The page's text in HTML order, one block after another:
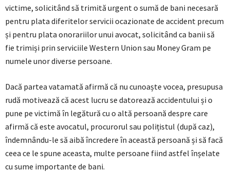
victime, solicitând să trimită urgent o sumă de bani necesară
pentru plata diferitelor servicii ocazionate de accident precum
și pentru plata onorariilor unui avocat, solicitând ca banii să
fie trimiși prin serviciile Western Union sau Money Gram pe
numele unor diverse persoane.
Dacă partea vatamată afirmă că nu cunoaște vocea, presupusa
rudă motivează că acest lucru se datorează accidentului și o
pune pe victimă în legătură cu o altă persoană despre care
afirmă că este avocatul, procurorul sau polițistul (după caz),
îndemnându-le să aibă încredere în această persoană și să facă
ceea ce le spune aceasta, multe persoane fiind astfel înșelate
cu sume importante de bani.